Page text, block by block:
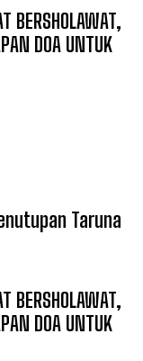
BERSHOLAWAT,
DOA UNTUK
Taruna
BERSHOLAWAT,
DOA UNTUK